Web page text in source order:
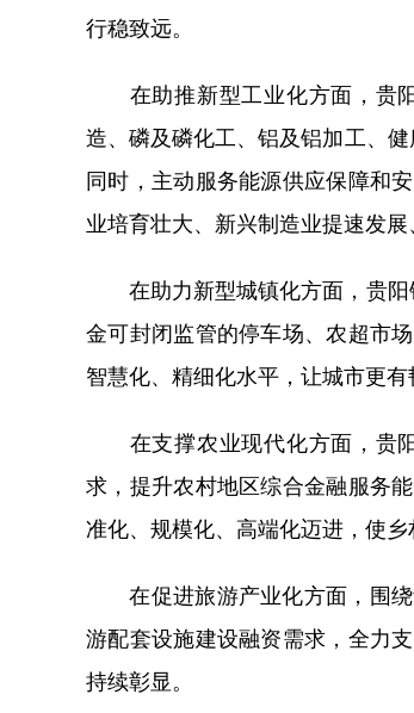
行稳致远。
在助推新型工业化方面，贵阳
造、磷及磷化工、铝及铝加工、
同时，主动服务能源供应保障和
业培育壮大、新兴制造业提速发
在助力新型城镇化方面，贵阳
金可封闭监管的停车场、农超市
智慧化、精细化水平，让城市更
在支撑农业现代化方面，贵阳
求，提升农村地区综合金融服务
准化、规模化、高端化迈进，使
在促进旅游产业化方面，围绕
游配套设施建设融资需求，全力
持续彰显。